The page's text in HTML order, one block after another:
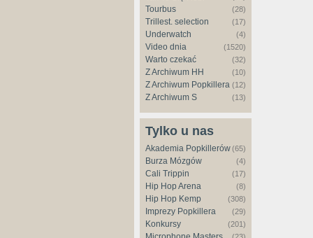
Tourbus (28)
Trillest. selection (17)
Underwatch (4)
Video dnia (1520)
Warto czekać (32)
Z Archiwum HH (10)
Z Archiwum Popkillera (12)
Z Archiwum S (13)
Tylko u nas
Akademia Popkillerów(65)
Burza Mózgów (4)
Cali Trippin (17)
Hip Hop Arena (8)
Hip Hop Kemp (308)
Imprezy Popkillera (29)
Konkursy (201)